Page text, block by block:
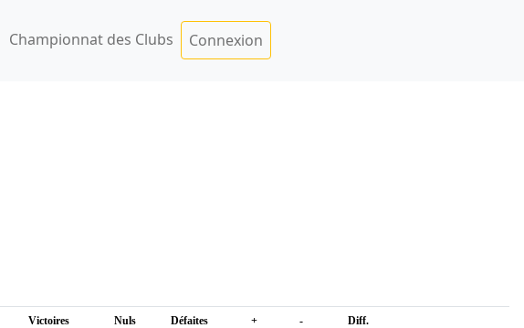
Championnat des Clubs Connexion
Victoires Nuls Défaites + - Diff.